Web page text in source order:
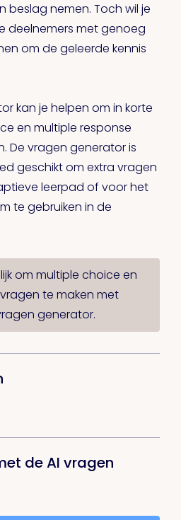
beslag nemen. Toch wil je
deelnemers met genoeg
om de geleerde kennis
kan je helpen om in korte
en multiple response
De vragen generator is
geschikt om extra vragen
leerpad of voor het
te gebruiken in de
om multiple choice en
te maken met
generator.
de AI vragen